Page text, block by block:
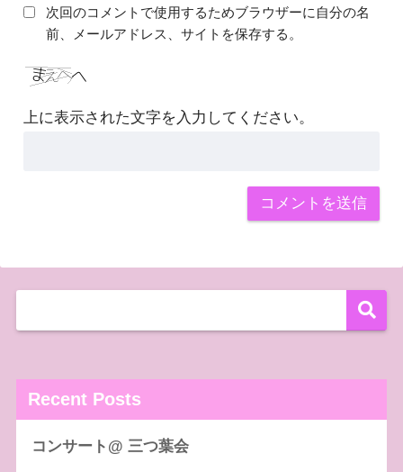
次回のコメントで使用するためブラウザーに自分の名
前、メールアドレス、サイトを保存する。
上に表示された文字を入力してください。
Recent Posts
コンサート@ 三つ葉会